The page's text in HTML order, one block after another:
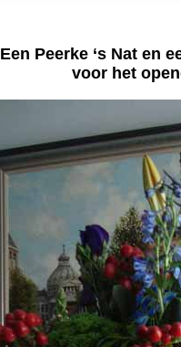
Een Peerke ‘s Nat en
voor het